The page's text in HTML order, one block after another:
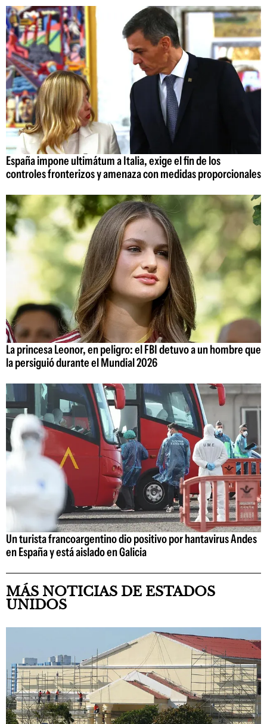
España impone ultimátum a Italia, exige el fin de los
controles fronterizos y amenaza con medidas proporcionales
La princesa Leonor, en peligro: el FBI detuvo a un hombre que
la persiguió durante el Mundial 2026
Un turista francoargentino dio positivo por hantavirus Andes
en España y está aislado en Galicia
MÁS NOTICIAS DE ESTADOS
UNIDOS